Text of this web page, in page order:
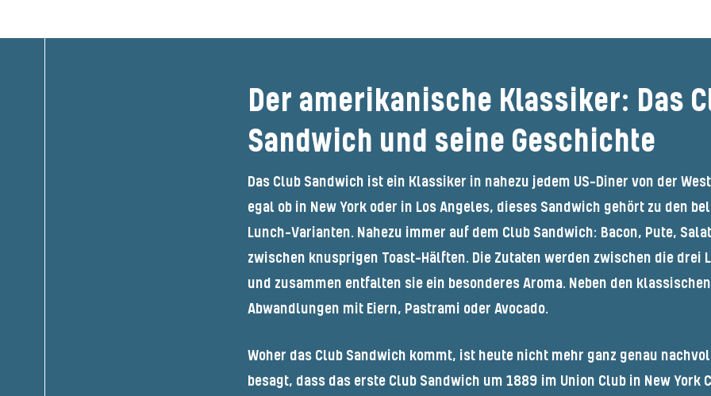
Der amerikanische Klassiker: Das
Sandwich und seine Geschichte
Das Club Sandwich ist ein Klassiker in nahezu jedem US-Diner von der
egal ob in New York oder in Los Angeles, dieses Sandwich gehört zu den
Lunch-Varianten. Nahezu immer auf dem Club Sandwich: Bacon, Pute,
zwischen knusprigen Toast-Hälften. Die Zutaten werden zwischen die drei
und zusammen entfalten sie ein besonderes Aroma. Neben den
Abwandlungen mit Eiern, Pastrami oder Avocado.
Woher das Club Sandwich kommt, ist heute nicht mehr ganz genau
besagt, dass das erste Club Sandwich um 1889 im Union Club in New York